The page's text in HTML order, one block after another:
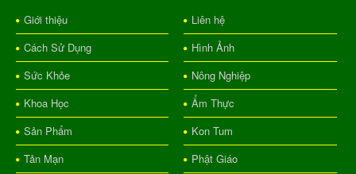
Giới thiệu
Liên hệ
Cách Sử Dụng
Hình Ảnh
Sức Khỏe
Nông Nghiệp
Khoa Học
Ẩm Thực
Sản Phẩm
Kon Tum
Tản Mạn
Phật Giáo